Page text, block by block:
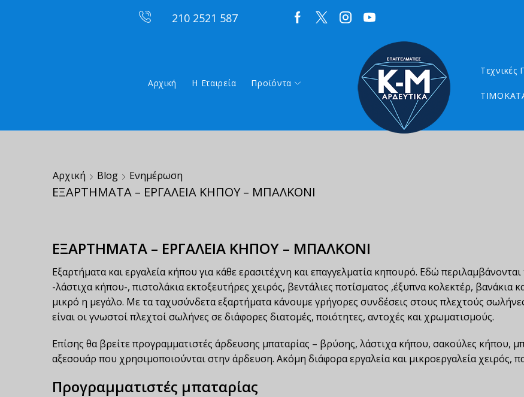
210 2521 587
Αρχική Η Εταιρεία Προϊόντα
Τεχνικές
Αρχική Blog Ενημέρωση
ΕΞΑΡΤΗΜΑΤΑ – ΕΡΓΑΛΕΙΑ ΚΗΠΟΥ – ΜΠΑΛΚΟΝΙ
ΕΞΑΡΤΗΜΑΤΑ – ΕΡΓΑΛΕΙΑ ΚΗΠΟΥ – ΜΠΑΛΚΟΝΙ
Εξαρτήματα και εργαλεία κήπου για κάθε ερασιτέχνη και επαγγελματία κηπουρό. Εδώ
-λάστιχα κήπου-, πιστολάκια εκτοξευτήρες χειρός, βεντάλιες ποτίσματος ,έξυπνα κολεκτέρ, βανάκια
μικρό η μεγάλο. Με τα ταχυσύνδετα εξαρτήματα κάνουμε γρήγορες συνδέσεις στους πλεχτούς
είναι οι γνωστοί πλεχτοί σωλήνες σε διάφορες διατομές, ποιότητες, αντοχές και χρωματισμούς.
Επίσης θα βρείτε προγραμματιστές άρδευσης μπαταρίας – βρύσης, λάστιχα κήπου, σακούλες κήπου,
αξεσουάρ που χρησιμοποιούνται στην άρδευση. Ακόμη διάφορα εργαλεία και μικροεργαλεία χειρός,
Προγραμματιστές μπαταρίας